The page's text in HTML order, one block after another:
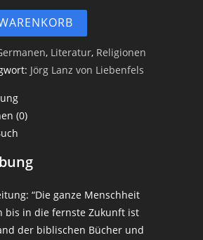
, Literatur, Religionen
Jörg Lanz von Liebenfels
(0)
“Die ganze Menschheit
bis in die fernste Zukunft ist
der biblischen Bücher und